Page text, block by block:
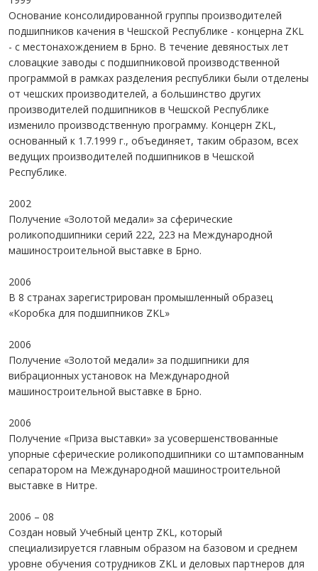
Основание консолидированной группы производителей
подшипников качения в Чешской Республике - концерна ZKL
- с местонахождением в Брно. В течение девяностых лет
словацкие заводы с подшипниковой производственной
программой в рамках разделения республики были отделены
от чешских производителей, а большинство других
производителей подшипников в Чешской Республике
изменило производственную программу. Концерн ZKL,
основанный к 1.7.1999 г., объединяет, таким образом, всех
ведущих производителей подшипников в Чешской
Республике.
2002
Получение «Золотой медали» за сферические
роликоподшипники серий 222, 223 на Международной
машиностроительной выставке в Брно.
2006
В 8 странах зарегистрирован промышленный образец
«Коробка для подшипников ZKL»
2006
Получение «Золотой медали» за подшипники для
вибрационных установок на Международной
машиностроительной выставке в Брно.
2006
Получение «Приза выставки» за усовершенствованные
упорные сферические роликоподшипники со штампованным
сепаратором на Международной машиностроительной
выставке в Нитре.
2006 – 08
Создан новый Учебный центр ZKL, который
специализируется главным образом на базовом и среднем
уровне обучения сотрудников ZKL и деловых партнеров для